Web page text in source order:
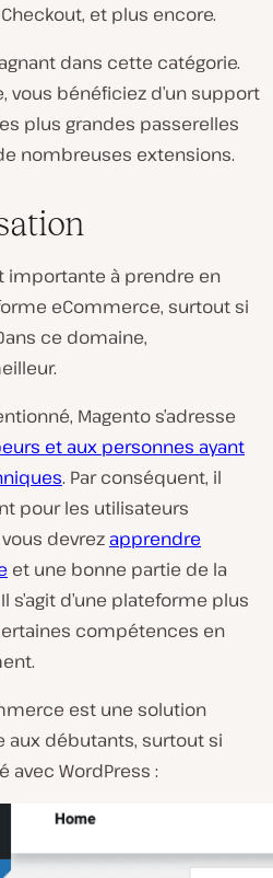
et plus encore.
dans cette catégorie.
vous bénéficiez d’un support
plus grandes passerelles
nombreuses extensions.
importante à prendre en
eCommerce, surtout si
ce domaine,
Magento s’adresse
et aux personnes ayant
. Par conséquent, il
pour les utilisateurs
devrez apprendre
et une bonne partie de la
d’une plateforme plus
compétences en
est une solution
débutants, surtout si
avec WordPress :